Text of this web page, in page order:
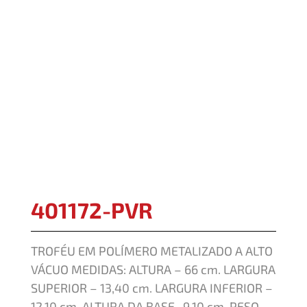
401172-PVR
TROFÉU EM POLÍMERO METALIZADO A ALTO
VÁCUO MEDIDAS: ALTURA – 66 cm. LARGURA
SUPERIOR – 13,40 cm. LARGURA INFERIOR –